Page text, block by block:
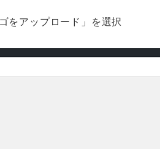
をアップロード」を選択